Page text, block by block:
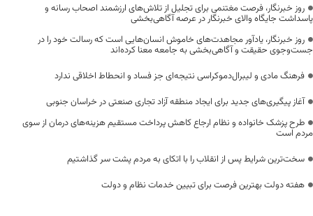
روز خبرنگار، فرصت مغتنمی برای تجلیل از تلاش‌های ارزشمند اصحاب رسانه و
پاسداشت جایگاه والای خبرنگار در عرصه آگاهی‌بخشی
روز خبرنگار، یادآور مجاهدت‌های خاموش انسان‌هایی است که رسالت خود را در
جست‌وجوی حقیقت و آگاهی‌بخشی به جامعه معنا کرده‌اند
فرهنگ مادی و لیبرال‌دموکراسی نتیجه‌ای جز فساد و انحطاط اخلاقی ندارد
آغاز پیگیری‌های جدید برای ایجاد منطقه آزاد تجاری صنعتی در خراسان جنوبی
طرح پزشک خانواده و نظام ارجاع کاهش پرداخت مستقیم هزینه‌های درمان از سوی
مردم است
سخت‌ترین شرایط پس از انقلاب را با اتکای به مردم پشت سر گذاشتیم
هفته دولت بهترین فرصت برای تبیین خدمات نظام و دولت